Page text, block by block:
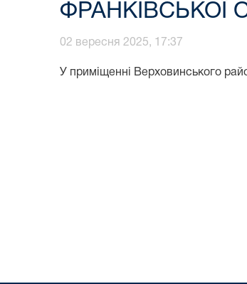
ФРАНКІВСЬКОЇ
02 вересня 2025, 17:37
У приміщенні Верховинського